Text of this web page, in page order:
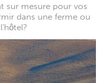
sur mesure pour vos
dans une ferme ou